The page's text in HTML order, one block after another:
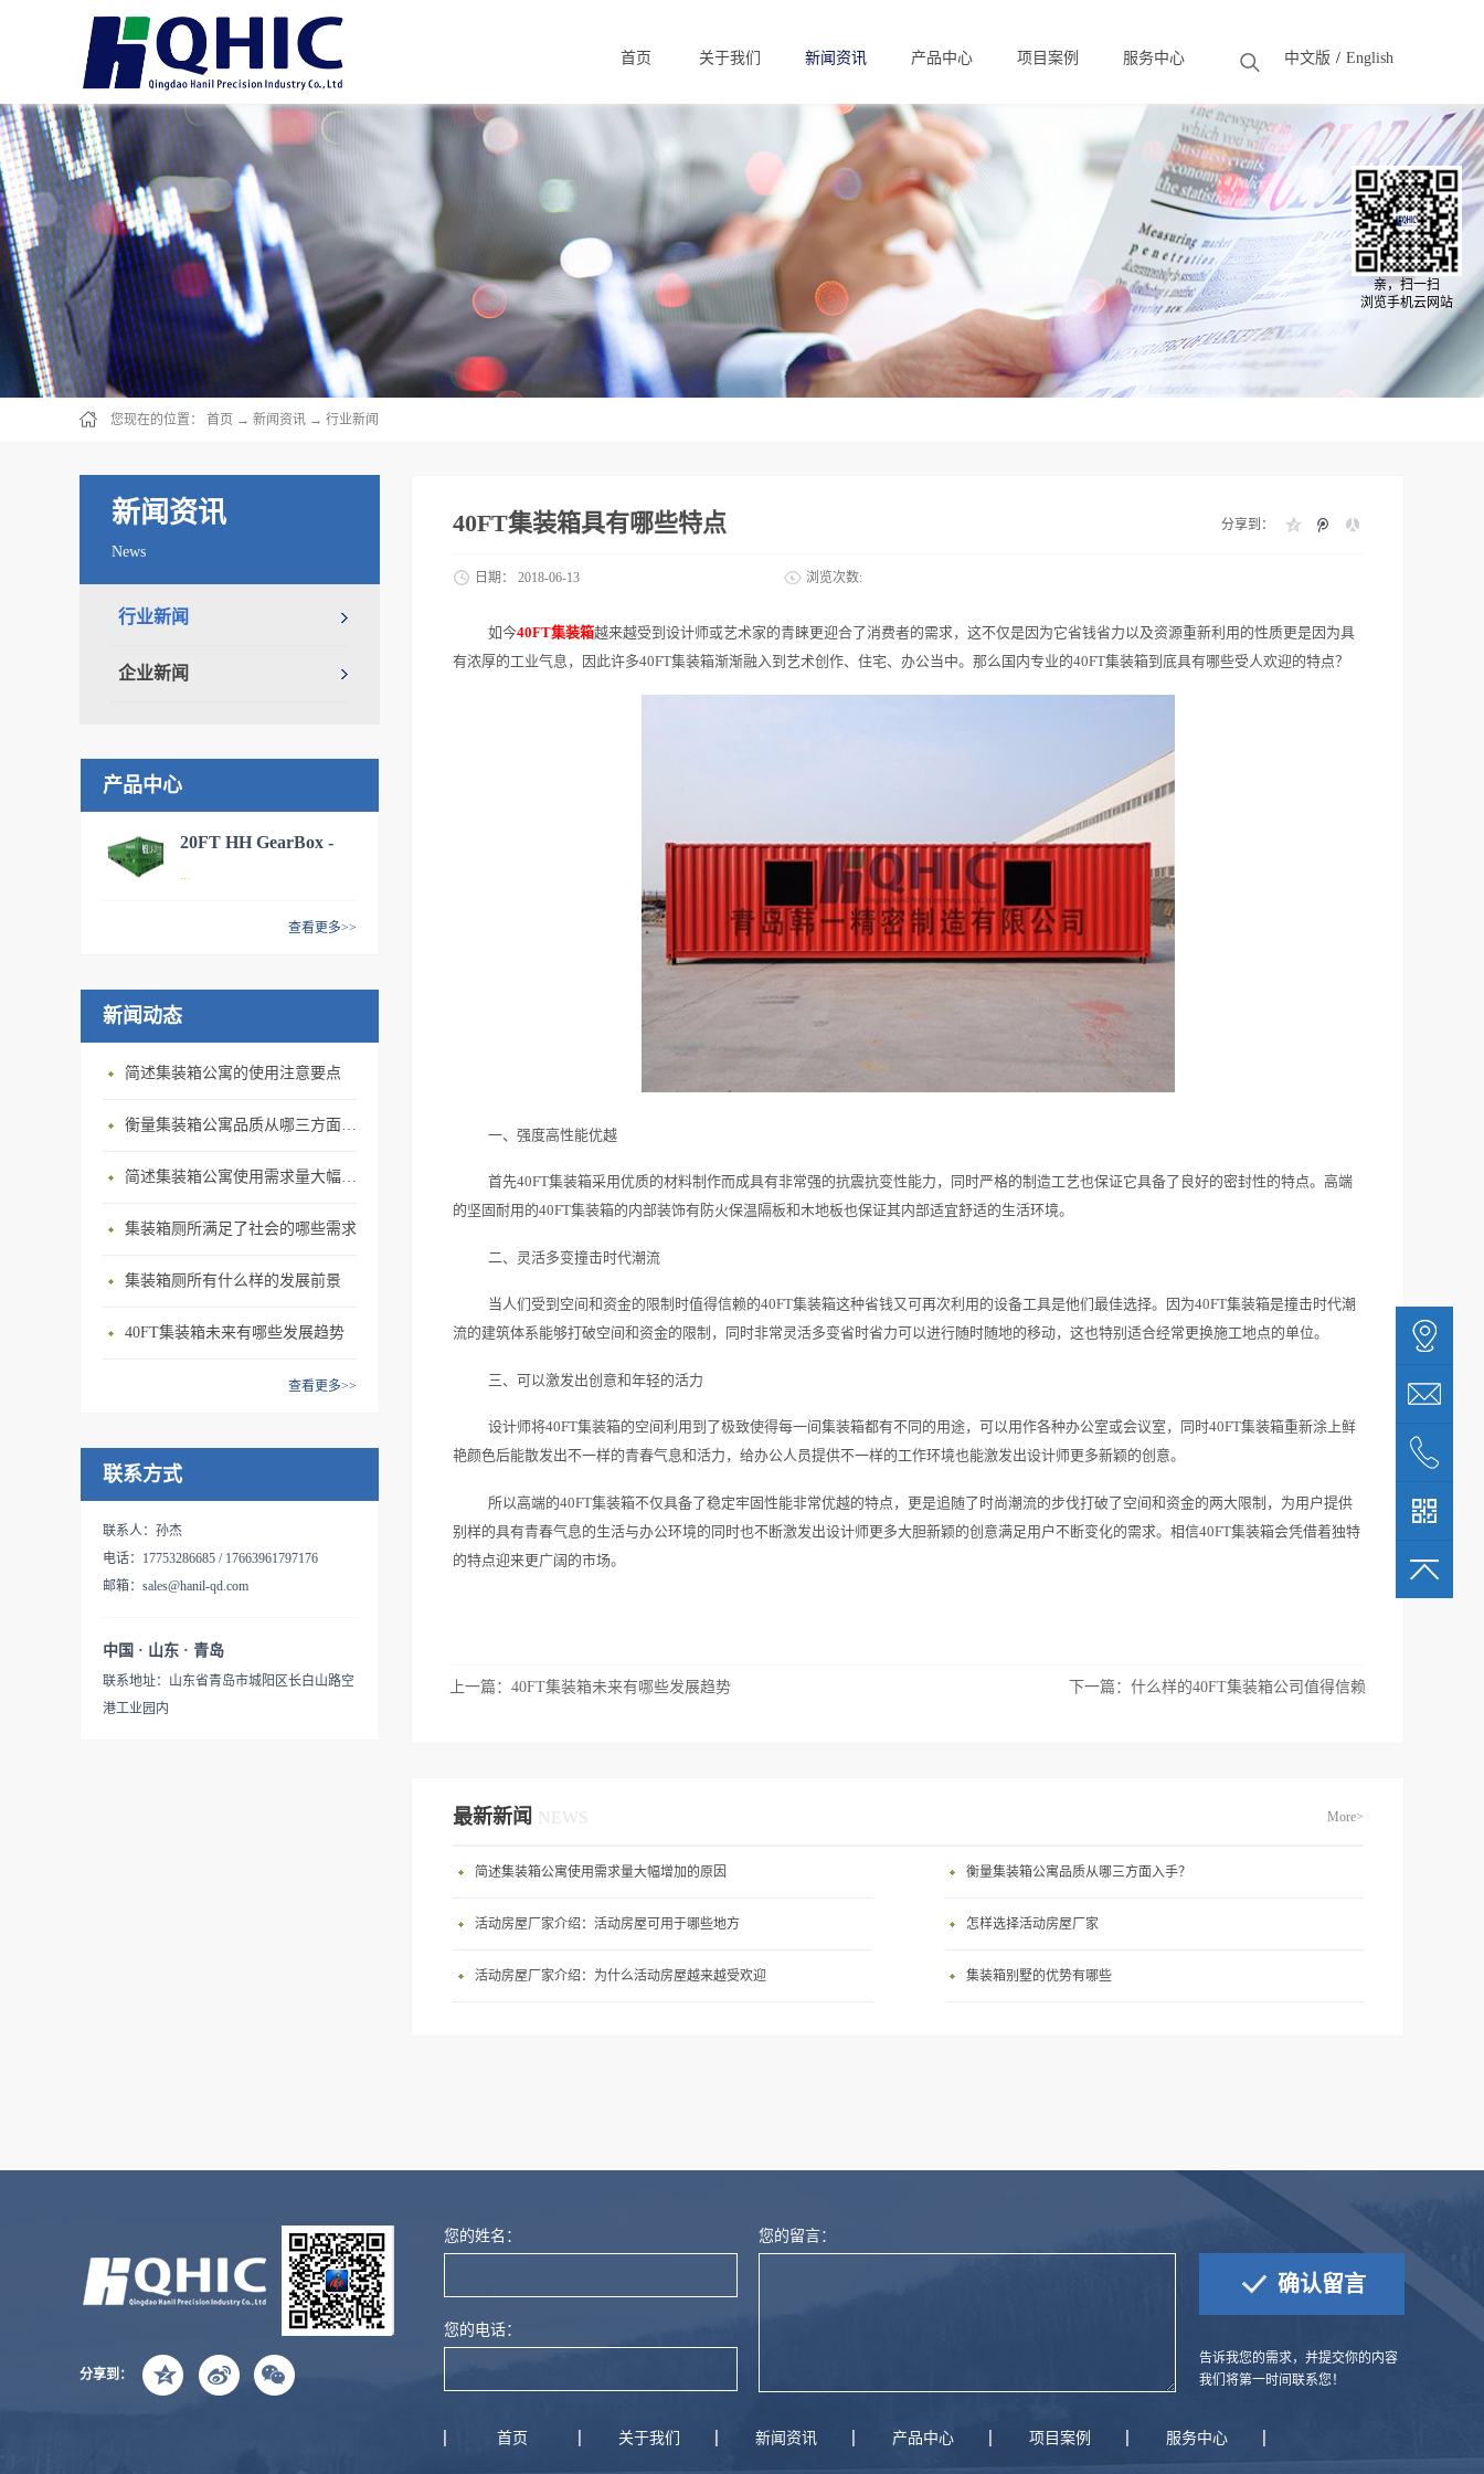
中文版 English
首页 关于我们
About us
新闻资讯
News
产品中心
Products
项目案例 服务中心
Case
您现在的位置： 首页 → 新闻资讯 → 行业新闻
新闻资讯
News
行业新闻
企业新闻
产品中心
20FT HH GearBox -
MCS
...
查看更多>>
新闻动态
简述集装箱公寓的使用注意要点
衡量集装箱公寓品质从哪三方面入手？
简述集装箱公寓使用需求量大幅增加的原因
集装箱厕所满足了社会的哪些需求
集装箱厕所有什么样的发展前景
40FT集装箱未来有哪些发展趋势
查看更多>>
联系方式
联系人：孙杰
电话：17753286685 / 17663961797176
邮箱：sales@hanil-qd.com
中国 · 山东 · 青岛
联系地址：山东省青岛市城阳区长白山路空
港工业园内
40FT集装箱具有哪些特点
日期： 2018-06-13 浏览次数:
分享到：
如今40FT集装箱越来越受到设计师或艺术家的青睐更迎合了消费者的需求，这不仅是因为它省钱省力以及资源重新利用的性质更是因为具
有浓厚的工业气息，因此许多40FT集装箱渐渐融入到艺术创作、住宅、办公当中。那么国内专业的40FT集装箱到底具有哪些受人欢迎的特点？
一、强度高性能优越
首先40FT集装箱采用优质的材料制作而成具有非常强的抗震抗变性能力，同时严格的制造工艺也保证它具备了良好的密封性的特点。高端
的坚固耐用的40FT集装箱的内部装饰有防火保温隔板和木地板也保证其内部适宜舒适的生活环境。
二、灵活多变撞击时代潮流
当人们受到空间和资金的限制时值得信赖的40FT集装箱这种省钱又可再次利用的设备工具是他们最佳选择。因为40FT集装箱是撞击时代潮
流的建筑体系能够打破空间和资金的限制，同时非常灵活多变省时省力可以进行随时随地的移动，这也特别适合经常更换施工地点的单位。
三、可以激发出创意和年轻的活力
设计师将40FT集装箱的空间利用到了极致使得每一间集装箱都有不同的用途，可以用作各种办公室或会议室，同时40FT集装箱重新涂上鲜
艳颜色后能散发出不一样的青春气息和活力，给办公人员提供不一样的工作环境也能激发出设计师更多新颖的创意。
所以高端的40FT集装箱不仅具备了稳定牢固性能非常优越的特点，更是追随了时尚潮流的步伐打破了空间和资金的两大限制，为用户提供
别样的具有青春气息的生活与办公环境的同时也不断激发出设计师更多大胆新颖的创意满足用户不断变化的需求。相信40FT集装箱会凭借着独特
的特点迎来更广阔的市场。
上一篇： 40FT集装箱未来有哪些发展趋势 下一篇： 什么样的40FT集装箱公司值得信赖
最新新闻 NEWS More>
简述集装箱公寓使用需求量大幅增加的原因 衡量集装箱公寓品质从哪三方面入手？
活动房屋厂家介绍：活动房屋可用于哪些地方 怎样选择活动房屋厂家
活动房屋厂家介绍：为什么活动房屋越来越受欢迎 集装箱别墅的优势有哪些
您的姓名：
您的电话：
您的留言：
告诉我您的需求，并提交你的内容
我们将第一时间联系您！
分享到：
首页 关于我们 新闻资讯 产品中心 项目案例 服务中心
亲，扫一扫
浏览手机云网站